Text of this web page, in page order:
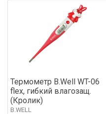
Термометр B.Well WT-06
flex, гибкий влагозащ.
(Кролик)
B.WELL